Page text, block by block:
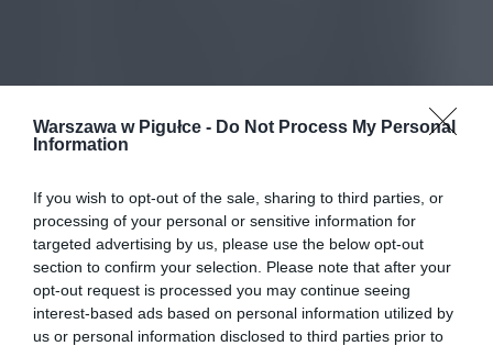
Warszawa w Pigułce - Do Not Process My Personal
Information
If you wish to opt-out of the sale, sharing to third parties, or
processing of your personal or sensitive information for
targeted advertising by us, please use the below opt-out
section to confirm your selection. Please note that after your
opt-out request is processed you may continue seeing
interest-based ads based on personal information utilized by
us or personal information disclosed to third parties prior to